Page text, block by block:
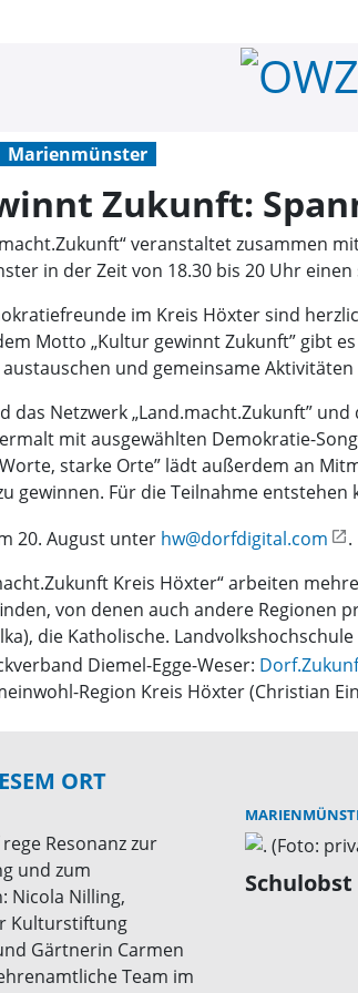
Marienmünster
Zukunft:
veranstaltet zusammen
in der Zeit von 18.30 bis 20 Uhr
im Kreis Höxter sind
Motto „Kultur gewinnt Zukunft” gibt
und gemeinsame Aktivitäten
das Netzwerk „Land.macht.Zukunft”
mit ausgewählten Demokratie-
starke Orte” lädt außerdem an
gewinnen. Für die Teilnahme
20. August unter hw@dorfdigital.com
.
Kreis Höxter“ arbeiten
von denen auch andere
die Katholische.
Diemel-Egge-Weser:
Region Kreis Höxter (Christian
ORT